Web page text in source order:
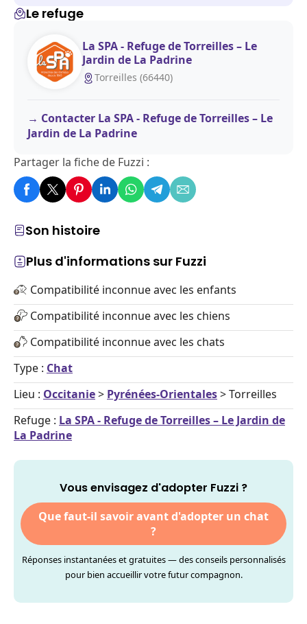
Son histoire
Plus d'informations sur Fuzzi
Compatibilité inconnue avec les enfants
Compatibilité inconnue avec les chiens
Compatibilité inconnue avec les chats
Type : Chat
Lieu : Occitanie> Pyrénées-Orientales> Torreilles
Refuge : La SPA - Refuge de Torreilles – Le Jardin de
La Padrine
Vous envisagez d'adopter Fuzzi ?
Que faut-il savoir avant d'adopter un chat
?
Réponses instantanées et gratuites — des conseils personnalisés
pour bien accueillir votre futur compagnon.
Le refuge
La SPA - Refuge de Torreilles – Le
Jardin de La Padrine
Torreilles (66440)
Contacter La SPA - Refuge de Torreilles – Le
Jardin de La Padrine
Partager la fiche de Fuzzi :